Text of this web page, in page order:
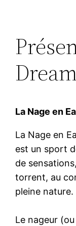
La Nage en
La Nage en
est un sport
de
torrent, au
pleine nature.
Le nageur